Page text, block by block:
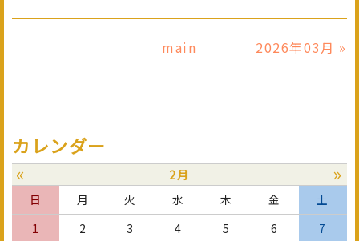
main 2026年03月 »
カレンダー
«
2月 »
日 月 火 水 木 金
土
1
2 3 4 5 6
7